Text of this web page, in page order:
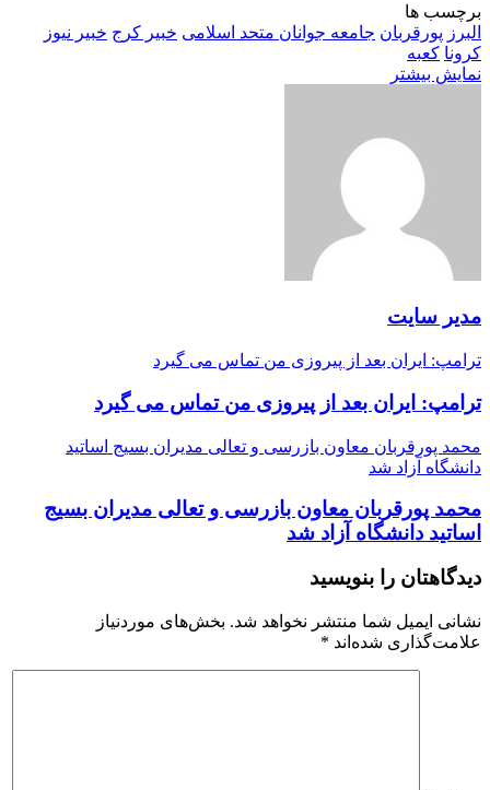
برچسب ها
البرز پورقربان جامعه جوانان متحد اسلامی خبیر کرج خبیر نیوز
کرونا کعبه
نمایش بیشتر
مدیر سایت
ترامپ: ایران بعد از پیروزی من تماس می گیرد
ترامپ: ایران بعد از پیروزی من تماس می گیرد
محمد پورقربان معاون بازرسی و تعالی مدیران بسیج اساتید
دانشگاه آزاد شد
محمد پورقربان معاون بازرسی و تعالی مدیران بسیج
اساتید دانشگاه آزاد شد
دیدگاهتان را بنویسید
نشانی ایمیل شما منتشر نخواهد شد. بخش‌های موردنیاز
علامت‌گذاری شده‌اند *